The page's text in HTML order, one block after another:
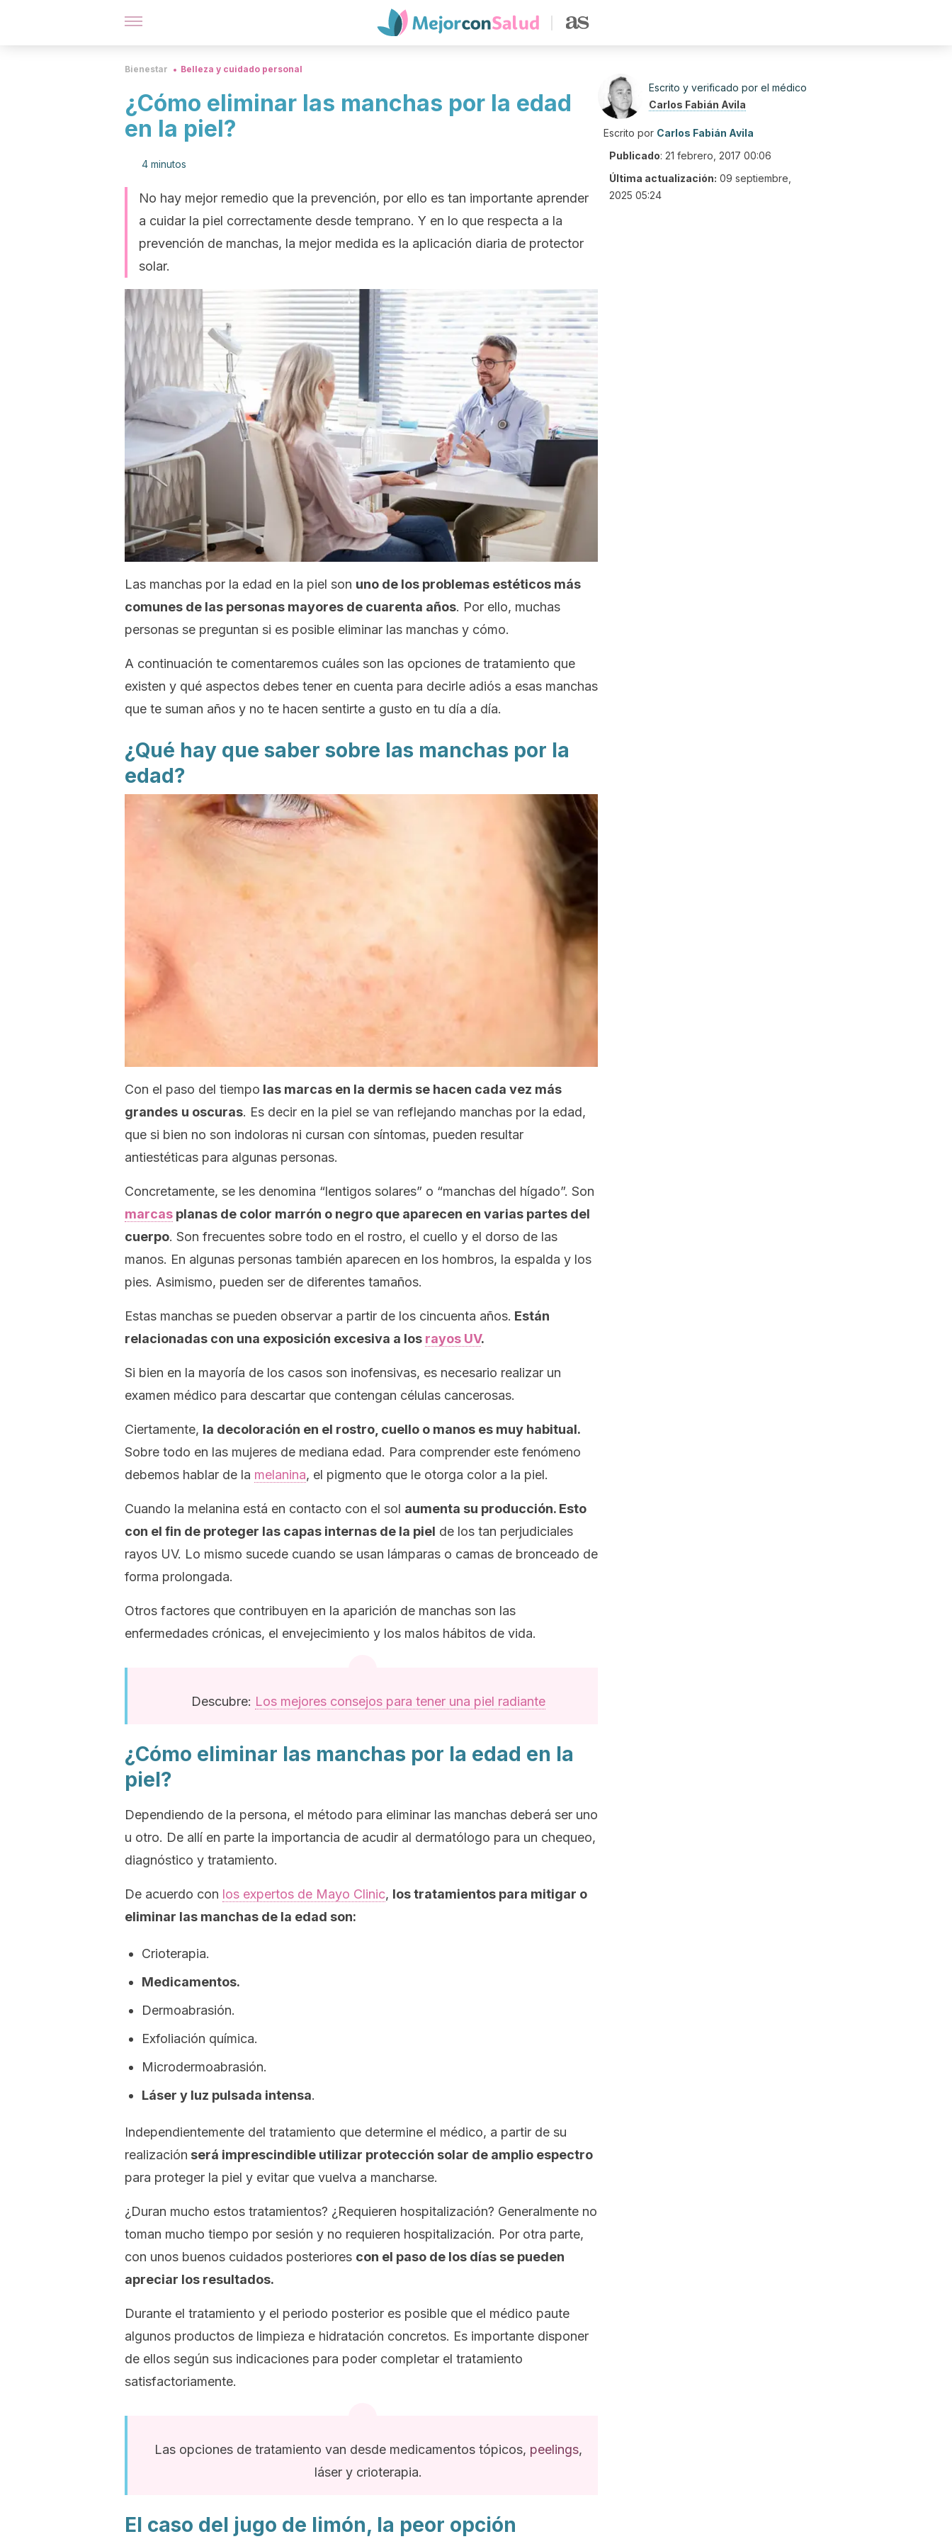
Bienestar Belleza y cuidado personal
¿Cómo eliminar las manchas por la edad
en la piel?
4 minutos
No hay mejor remedio que la prevención, por ello es tan importante aprender
a cuidar la piel correctamente desde temprano. Y en lo que respecta a la
prevención de manchas, la mejor medida es la aplicación diaria de protector
solar.
Las manchas por la edad en la piel son uno de los problemas estéticos más
comunes de las personas mayores de cuarenta años. Por ello, muchas
personas se preguntan si es posible eliminar las manchas y cómo.
A continuación te comentaremos cuáles son las opciones de tratamiento que
existen y qué aspectos debes tener en cuenta para decirle adiós a esas manchas
que te suman años y no te hacen sentirte a gusto en tu día a día.
¿Qué hay que saber sobre las manchas por la
edad?
Con el paso del tiempo las marcas en la dermis se hacen cada vez más
grandes u oscuras. Es decir en la piel se van reflejando manchas por la edad,
que si bien no son indoloras ni cursan con síntomas, pueden resultar
antiestéticas para algunas personas.
Concretamente, se les denomina “lentigos solares” o “manchas del hígado”. Son
marcas planas de color marrón o negro que aparecen en varias partes del
cuerpo. Son frecuentes sobre todo en el rostro, el cuello y el dorso de las
manos. En algunas personas también aparecen en los hombros, la espalda y los
pies. Asimismo, pueden ser de diferentes tamaños.
Estas manchas se pueden observar a partir de los cincuenta años. Están
relacionadas con una exposición excesiva a los rayos UV.
Si bien en la mayoría de los casos son inofensivas, es necesario realizar un
examen médico para descartar que contengan células cancerosas.
Ciertamente, la decoloración en el rostro, cuello o manos es muy habitual.
Sobre todo en las mujeres de mediana edad. Para comprender este fenómeno
debemos hablar de la melanina, el pigmento que le otorga color a la piel.
Cuando la melanina está en contacto con el sol aumenta su producción. Esto
con el fin de proteger las capas internas de la piel de los tan perjudiciales
rayos UV. Lo mismo sucede cuando se usan lámparas o camas de bronceado de
forma prolongada.
Otros factores que contribuyen en la aparición de manchas son las
enfermedades crónicas, el envejecimiento y los malos hábitos de vida.
Descubre: Los mejores consejos para tener una piel radiante
¿Cómo eliminar las manchas por la edad en la
piel?
Dependiendo de la persona, el método para eliminar las manchas deberá ser uno
u otro. De allí en parte la importancia de acudir al dermatólogo para un chequeo,
diagnóstico y tratamiento.
De acuerdo con los expertos de Mayo Clinic, los tratamientos para mitigar o
eliminar las manchas de la edad son:
Crioterapia.
Medicamentos.
Dermoabrasión.
Exfoliación química.
Microdermoabrasión.
Láser y luz pulsada intensa.
Independientemente del tratamiento que determine el médico, a partir de su
realización será imprescindible utilizar protección solar de amplio espectro
para proteger la piel y evitar que vuelva a mancharse.
¿Duran mucho estos tratamientos? ¿Requieren hospitalización? Generalmente no
toman mucho tiempo por sesión y no requieren hospitalización. Por otra parte,
con unos buenos cuidados posteriores con el paso de los días se pueden
apreciar los resultados.
Durante el tratamiento y el periodo posterior es posible que el médico paute
algunos productos de limpieza e hidratación concretos. Es importante disponer
de ellos según sus indicaciones para poder completar el tratamiento
satisfactoriamente.
Las opciones de tratamiento van desde medicamentos tópicos, peelings,
láser y crioterapia.
El caso del jugo de limón, la peor opción
Escrito y verificado por el médico
Carlos Fabián Avila
Escrito por Carlos Fabián Avila
Publicado: 21 febrero, 2017 00:06
Última actualización: 09 septiembre,
2025 05:24